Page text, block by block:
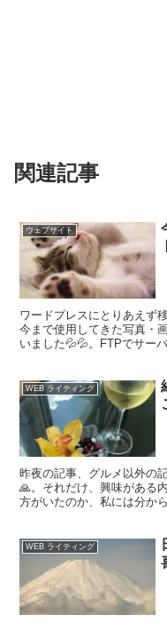
関連記事
ウェブサイト
ワードプレスにとりあえず
今まで使用してきた写真・
いました💦💦。FTPでサー
WEB ライティング
昨夜の記事、グルメ以外の
🙏。それだけ、興味がある
方がいたのか、私には分か
WEB ライティング